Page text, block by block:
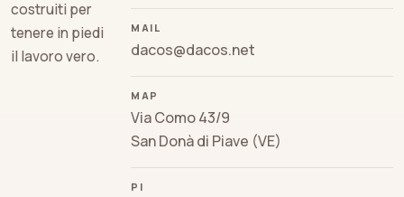
costruiti per
tenere in piedi
il lavoro vero.
MAIL
dacos@dacos.net
MAP
Via Como 43/9
San Donà di Piave (VE)
PI